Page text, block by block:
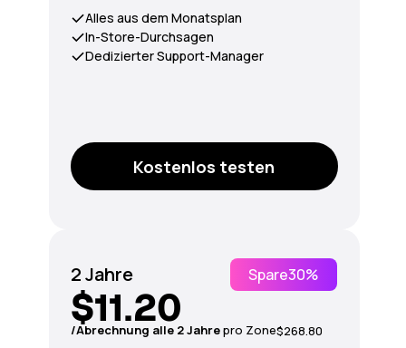
Alles aus dem Monatsplan
In-Store-Durchsagen
Dedizierter Support-Manager
Kostenlos testen
2 Jahre Spare30%
$11.20
/Abrechnung alle 2 Jahrepro Zone$268.80